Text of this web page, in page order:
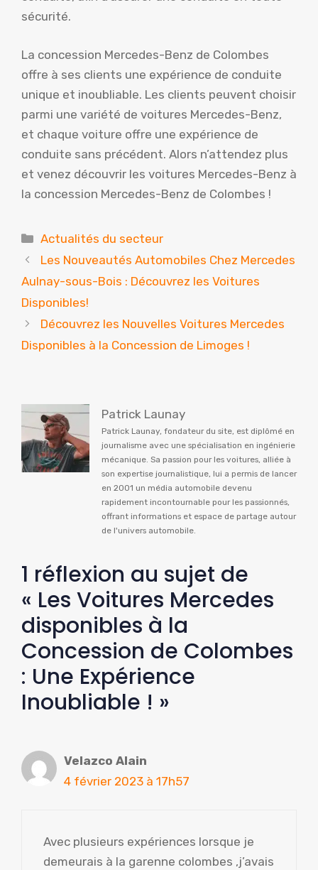
sécurité.
La concession Mercedes-Benz de Colombes
offre à ses clients une expérience de conduite
unique et inoubliable. Les clients peuvent choisir
parmi une variété de voitures Mercedes-Benz,
et chaque voiture offre une expérience de
conduite sans précédent. Alors n’attendez plus
et venez découvrir les voitures Mercedes-Benz à
la concession Mercedes-Benz de Colombes !
Catégories
Actualités du secteur
Les Nouveautés Automobiles Chez Mercedes
Aulnay-sous-Bois : Découvrez les Voitures
Disponibles!
Découvrez les Nouvelles Voitures Mercedes
Disponibles à la Concession de Limoges !
Patrick Launay
Patrick Launay, fondateur du site, est diplômé en
journalisme avec une spécialisation en ingénierie
mécanique. Sa passion pour les voitures, alliée à
son expertise journalistique, lui a permis de lancer
en 2001 un média automobile devenu
rapidement incontournable pour les passionnés,
offrant informations et espace de partage autour
de l'univers automobile.
1 réflexion au sujet de
« Les Voitures Mercedes
disponibles à la
Concession de Colombes
: Une Expérience
Inoubliable ! »
Velazco Alain
4 février 2023 à 17h57
Avec plusieurs expériences lorsque je
demeurais à la garenne colombes ,j’avais